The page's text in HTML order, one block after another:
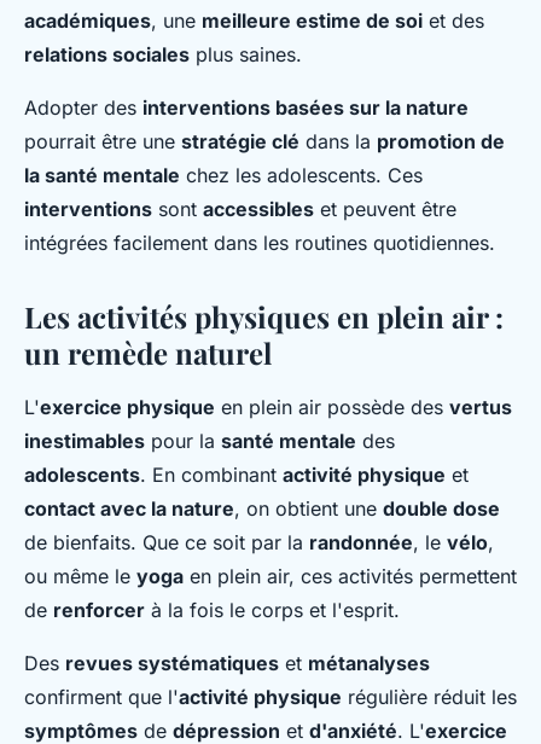
académiques, une meilleure estime de soi et des
relations sociales plus saines.
Adopter des interventions basées sur la nature
pourrait être une stratégie clé dans la promotion de
la santé mentale chez les adolescents. Ces
interventions sont accessibles et peuvent être
intégrées facilement dans les routines quotidiennes.
Les activités physiques en plein air :
un remède naturel
L'exercice physique en plein air possède des vertus
inestimables pour la santé mentale des
adolescents. En combinant activité physique et
contact avec la nature, on obtient une double dose
de bienfaits. Que ce soit par la randonnée, le vélo,
ou même le yoga en plein air, ces activités permettent
de renforcer à la fois le corps et l'esprit.
Des revues systématiques et métanalyses
confirment que l'activité physique régulière réduit les
symptômes de dépression et d'anxiété. L'exercice